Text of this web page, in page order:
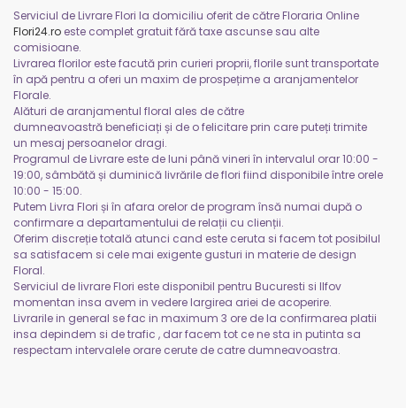
Serviciul de Livrare Flori la domiciliu oferit de către Floraria Online
Flori24.ro este complet gratuit fără taxe ascunse sau alte
comisioane.
Livrarea florilor este facută prin curieri proprii, florile sunt transportate
în apă pentru a oferi un maxim de prospețime a aranjamentelor
Florale.
Alături de aranjamentul floral ales de către
dumneavoastră beneficiați și de o felicitare prin care puteți trimite
un mesaj persoanelor dragi.
Programul de Livrare este de luni până vineri în intervalul orar 10:00 -
19:00, sâmbătă și duminică livrările de flori fiind disponibile între orele
10:00 - 15:00.
Putem Livra Flori și în afara orelor de program însă numai după o
confirmare a departamentului de relații cu clienții.
Oferim discreție totală atunci cand este ceruta si facem tot posibilul
sa satisfacem si cele mai exigente gusturi in materie de design
Floral.
Serviciul de livrare Flori este disponibil pentru Bucuresti si Ilfov
momentan insa avem in vedere largirea ariei de acoperire.
Livrarile in general se fac in maximum 3 ore de la confirmarea platii
insa depindem si de trafic , dar facem tot ce ne sta in putinta sa
respectam intervalele orare cerute de catre dumneavoastra.